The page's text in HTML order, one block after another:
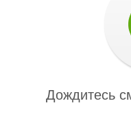
Дождитесь